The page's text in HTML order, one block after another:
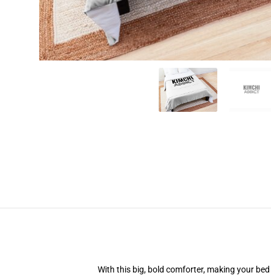
With this big, bold comforter, making your